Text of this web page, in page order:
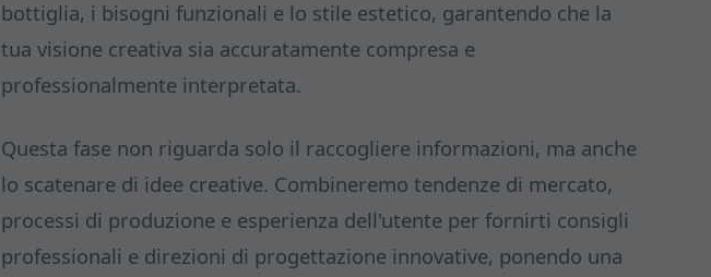
bottiglia, i bisogni funzionali e lo stile estetico, garantendo che la
tua visione creativa sia accuratamente compresa e
professionalmente interpretata.
Questa fase non riguarda solo il raccogliere informazioni, ma anche
lo scatenare di idee creative. Combineremo tendenze di mercato,
processi di produzione e esperienza dell'utente per fornirti consigli
professionali e direzioni di progettazione innovative, ponendo una